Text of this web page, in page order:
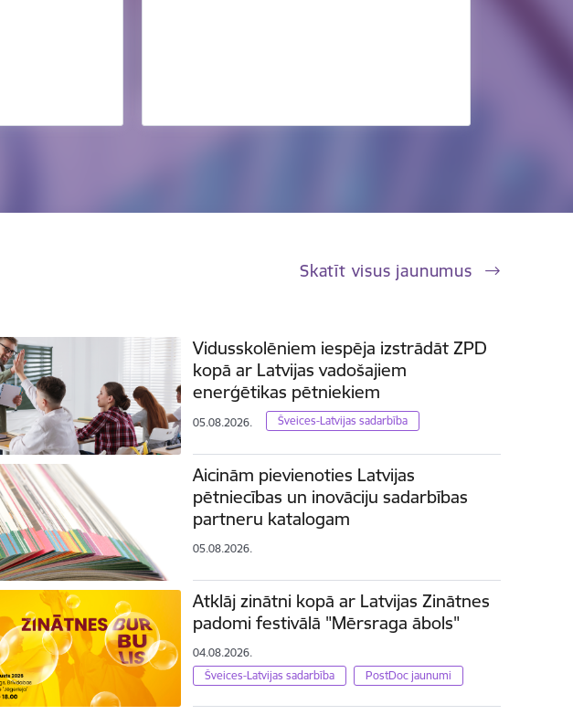
Skatīt visus jaunumus
Vidusskolēniem iespēja izstrādāt ZPD
kopā ar Latvijas vadošajiem
enerģētikas pētniekiem
05.08.2026. Šveices-Latvijas sadarbība
Aicinām pievienoties Latvijas
pētniecības un inovāciju sadarbības
partneru katalogam
05.08.2026.
Atklāj zinātni kopā ar Latvijas Zinātnes
padomi festivālā "Mērsraga ābols"
04.08.2026.
Šveices-Latvijas sadarbība
PostDoc jaunumi